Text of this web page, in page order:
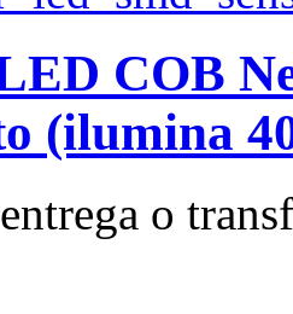
COB
(ilumina
o